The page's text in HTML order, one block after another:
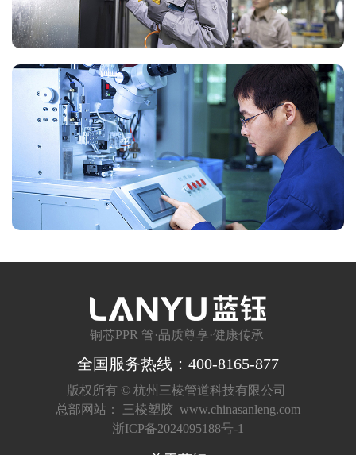
铜芯PPR 管·品质尊享·健康传承
全国服务热线：400-8165-877
版权所有 © 杭州三棱管道科技有限公司
总部网站： 三棱塑胶 www.chinasanleng.com
浙ICP备2024095188号-1